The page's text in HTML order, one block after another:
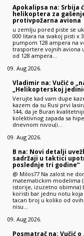
Apokalipsa na: Srbija
helikoptera za
protivpožarna aviona
u zemlju pored piste se
000 litara na svakoj pisti x
pumpom 128 ampera na
trasportere vojnih aviona
od 128 ampera…
09. Aug 2026.
Vladimir na: Vučić o
„Helikopterskoj
Verujte kad vam dupe
kazem da su Rusi prvi
144, da je Buran
kolektivnog zapada sa
dnevnom nivou(i…
09. Aug 2026.
B na: Novi detalji
sadržaji u taktici
poslednje tri godine“
@ Milos77 Na zalost ne
matematickim modelima
istorije, izuzetno obimna)
koristi bar jednu notu
tacan broj u koliko od
nisu…
09. Aug 2026.
Posmatrač na: Vučić